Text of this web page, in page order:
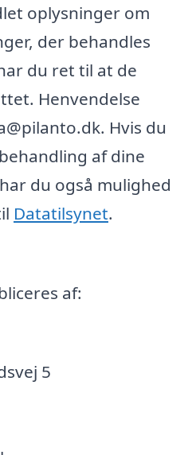
oplysninger om
der behandles
du ret til at de
Henvendelse
Hvis du
af dine
du også mulighed
Datatilsynet.
af:
5